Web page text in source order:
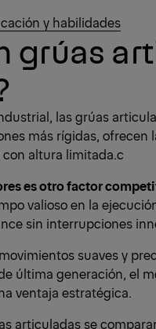
y habilidades
grúas
las grúas
más rígidas, ofrecen
altura limitada.c
es otro factor
valioso en la
sin interrupciones
suaves y
última generación, el
ventaja estratégica.
articuladas se